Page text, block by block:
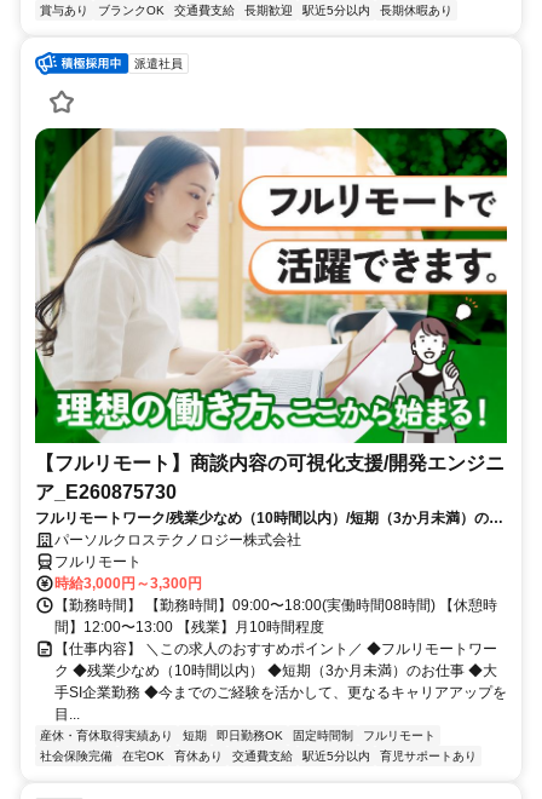
賞与あり
ブランクOK 交通費支給 長期歓迎 駅近5分以内 長期休暇あり
派遣社員
【フルリモート】商談内容の可視化支援/開発エンジニ
ア_E260875730
フルリモートワーク/残業少なめ（10時間以内）/短期（3か月未満）のお
仕事/大手SI企業勤務/今までのご経験を活かして、更なるキャリアアップ
を目指せます
パーソルクロステクノロジー株式会社
フルリモート
時給3,000円～3,300円
【勤務時間】 【勤務時間】09:00〜18:00(実働時間08時間) 【休憩時
間】12:00〜13:00 【残業】月10時間程度
【仕事内容】 ＼この求人のおすすめポイント／ ◆フルリモートワー
ク ◆残業少なめ（10時間以内） ◆短期（3か月未満）のお仕事 ◆大
手SI企業勤務 ◆今までのご経験を活かして、更なるキャリアアップを
目...
産休・育休取得実績あり 短期 即日勤務OK 固定時間制
フルリモート
社会保険完備
在宅OK 育休あり 交通費支給 駅近5分以内 育児サポートあり